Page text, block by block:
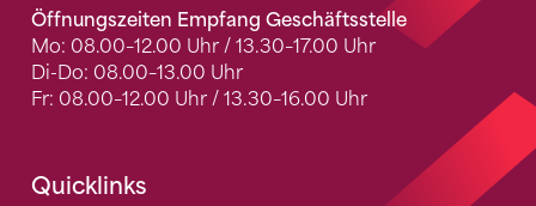
Öffnungszeiten Empfang Geschäftsstelle
Mo: 08.00–12.00 Uhr / 13.30–17.00 Uhr
Di-Do: 08.00–13.00 Uhr
Fr: 08.00–12.00 Uhr / 13.30–16.00 Uhr
Quicklinks